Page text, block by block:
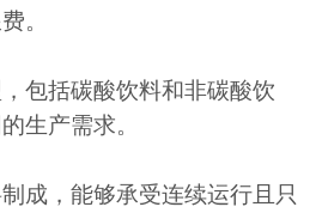
。
包括碳酸饮料和非碳酸饮
生产需求。
成，能够承受连续运行且只